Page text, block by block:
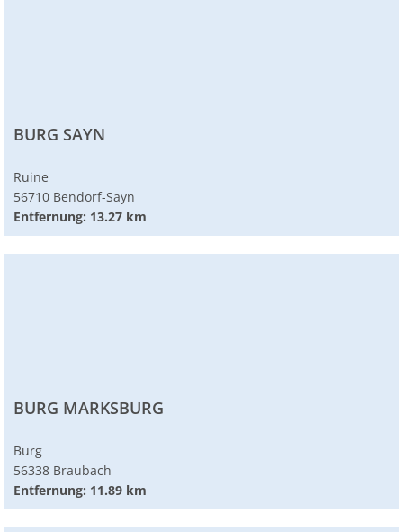
BURG SAYN
Ruine
56710 Bendorf-Sayn
Entfernung: 13.27 km
BURG MARKSBURG
Burg
56338 Braubach
Entfernung: 11.89 km